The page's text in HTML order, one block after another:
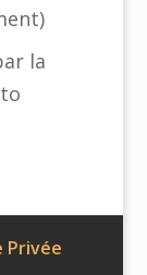
la
Privée